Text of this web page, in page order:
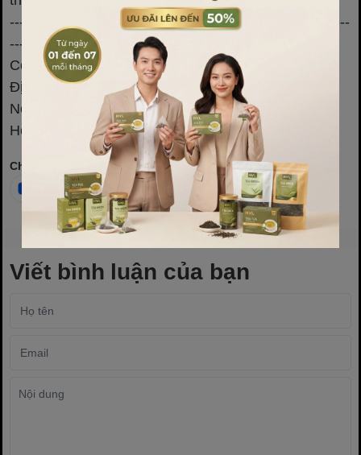
-----------------------------------------------------------------------
-----
Công ty cổ phần bao bì HVL Việt Nam
Địa chỉ: 18 Gia Thượng, Ngọc Thụy, Long Biên, Hà
Nội
Hotline: 0902159826 hoặc 0969830250
Chia sẻ
Viết bình luận của bạn